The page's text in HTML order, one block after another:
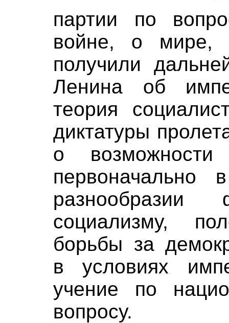
партии по
войне, о мире,
получили
Ленина об
теория
диктатуры
о возможности
социализму,
борьбы за
в условиях
учение по
вопросу.